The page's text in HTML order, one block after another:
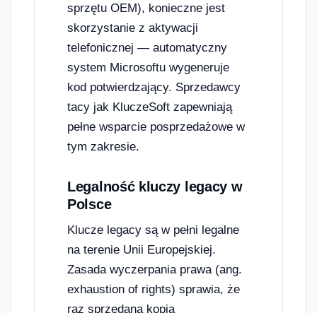
sprzętu OEM), konieczne jest
skorzystanie z aktywacji
telefonicznej — automatyczny
system Microsoftu wygeneruje
kod potwierdzający. Sprzedawcy
tacy jak KluczeSoft zapewniają
pełne wsparcie posprzedażowe w
tym zakresie.
Legalność kluczy legacy w
Polsce
Klucze legacy są w pełni legalne
na terenie Unii Europejskiej.
Zasada wyczerpania prawa (ang.
exhaustion of rights) sprawia, że
raz sprzedana kopia